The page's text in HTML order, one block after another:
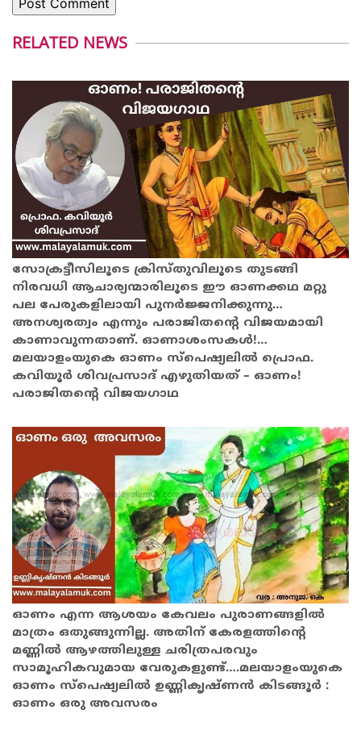
RELATED NEWS
സോക്രട്ടീസിലൂടെ ക്രിസ്തുവിലൂടെ തുടങ്ങി
നിരവധി ആചാര്യന്മാരിലൂടെ ഈ ഓണക്കഥ മറ്റു
പല പേരുകളിലായി പുനർജ്ജനിക്കുന്നു…
അനശ്വരത്വം എന്നും പരാജിതന്റെ വിജയമായി
കാണാവുന്നതാണ്. ഓണാശംസകൾ!…
മലയാളംയുകെ ഓണം സ്പെഷ്യലിൽ പ്രൊഫ.
കവിയൂർ ശിവപ്രസാദ് എഴുതിയത് – ഓണം!
പരാജിതന്റെ വിജയഗാഥ
ഓണം എന്ന ആശയം കേവലം പുരാണങ്ങളിൽ
മാത്രം ഒതുങ്ങുന്നില്ല. അതിന് കേരളത്തിന്റെ
മണ്ണിൽ ആഴത്തിലുള്ള ചരിത്രപരവും
സാമൂഹികവുമായ വേരുകളുണ്ട്….മലയാളംയുകെ
ഓണം സ്പെഷ്യലിൽ ഉണ്ണികൃഷ്ണൻ കിടങ്ങൂർ :
ഓണം ഒരു അവസരം